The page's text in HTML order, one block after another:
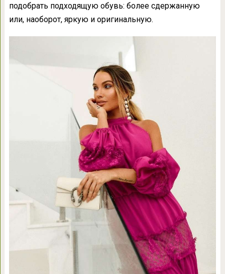
подобрать подходящую обувь: более сдержанную
или, наоборот, яркую и оригинальную.